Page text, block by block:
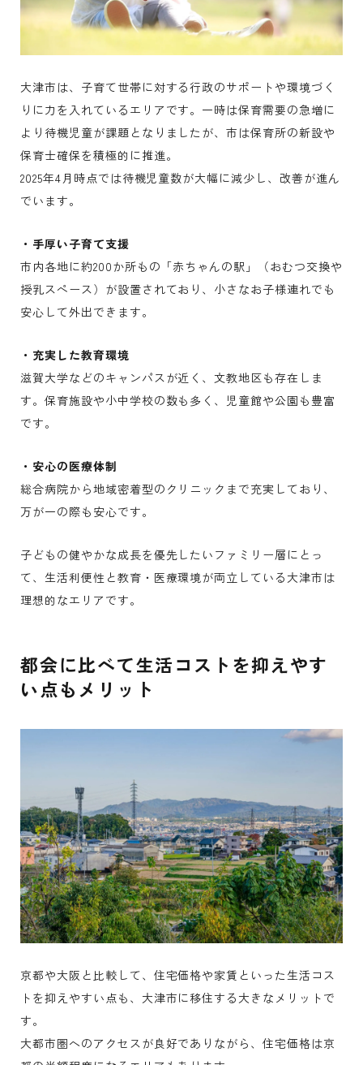
大津市は、子育て世帯に対する行政のサポートや環境づく
りに力を入れているエリアです。一時は保育需要の急増に
より待機児童が課題となりましたが、市は保育所の新設や
保育士確保を積極的に推進。
2025年4月時点では待機児童数が大幅に減少し、改善が進ん
でいます。
・手厚い子育て支援
市内各地に約200か所もの「赤ちゃんの駅」（おむつ交換や
授乳スペース）が設置されており、小さなお子様連れでも
安心して外出できます。
・充実した教育環境
滋賀大学などのキャンパスが近く、文教地区も存在しま
す。保育施設や小中学校の数も多く、児童館や公園も豊富
です。
・安心の医療体制
総合病院から地域密着型のクリニックまで充実しており、
万が一の際も安心です。
子どもの健やかな成長を優先したいファミリー層にとっ
て、生活利便性と教育・医療環境が両立している大津市は
理想的なエリアです。
都会に比べて生活コストを抑えやす
い点もメリット
京都や大阪と比較して、住宅価格や家賃といった生活コス
トを抑えやすい点も、大津市に移住する大きなメリットで
す。
大都市圏へのアクセスが良好でありながら、住宅価格は京